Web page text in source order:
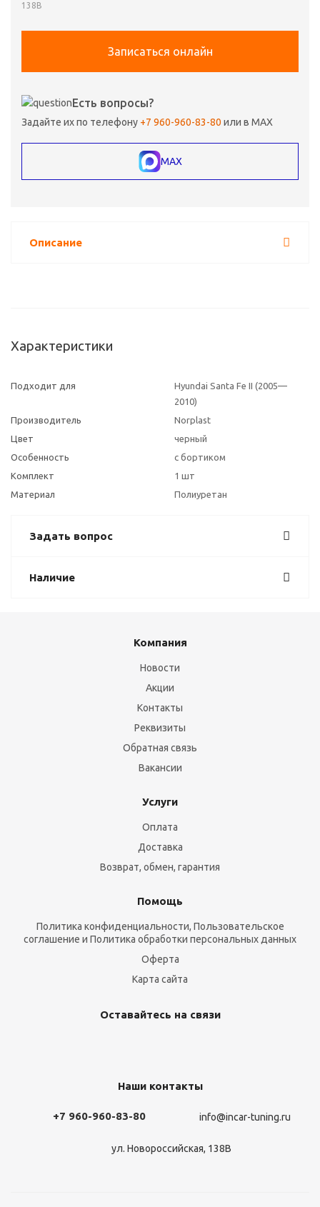
138В
Записаться онлайн
Есть вопросы?
Задайте их по телефону +7 960-960-83-80 или в MAX
MAX
Описание
Характеристики
Подходит для
Hyundai Santa Fe II (2005—
2010)
Производитель
Norplast
Цвет
черный
Особенность
с бортиком
Комплект
1 шт
Материал
Полиуретан
Задать вопрос
Наличие
Компания
Новости
Акции
Контакты
Реквизиты
Обратная связь
Вакансии
Услуги
Оплата
Доставка
Возврат, обмен, гарантия
Помощь
Политика конфиденциальности, Пользовательское
соглашение и Политика обработки персональных данных
Оферта
Карта сайта
Оставайтесь на связи
Наши контакты
+7 960-960-83-80 info@incar-tuning.ru
ул. Новороссийская, 138В